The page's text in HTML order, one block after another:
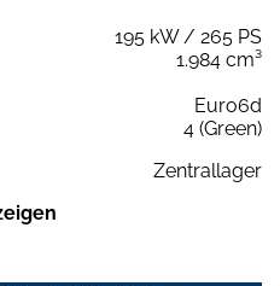
195 kW / 265 PS
1.984 cm³
Euro6d
4 (Green)
Zentrallager